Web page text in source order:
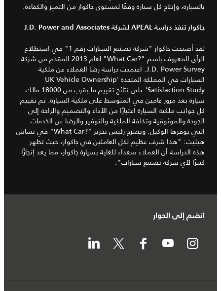
بالسيارة، وإنتاج كل سيارة وفقًا لمستوى جاكوار من التميز والكفاءة.
جاكوار تنفذ دراسة APEAL لشركة J.D. Power and Associates
لقد أصبحت جاكوار "شركة تصنيع السيارات رقم 1" في استطلاع
الرأي المعروف باسم "What Car?‎" لعام 2013 المقدم من شركة
J.D. Power Survey. اعتمدت دراسة رضا العملاء عن ملكية
السيارات في المملكة المتحدة 'UK Vehicle Ownership
Satisfaction Study' على نتائج تقييم ما يقرب من 18000 مالك
سيارة بعد مرور عامين في المتوسط على ملكية السيارة. تم تقييم
كل جوانب ملكية السيارة اعتبارًا من الأداء والتصميم والراحة إلى
الجودة والموثوقية وتكلفة الملكية والتوفير والرضا عن الخدمات
التي يوفرها الوكيل. ويصرح رئيس تحرير "What Car?‎" في تشاس
هيليت: "هذا شرف عظيم لكل العاملين في جاكوار، حيث تظهر
هذه الدراسة أن العملاء سعداء للغاية بسيارة جاكوار، مما يعد إنجازًا
كبيرًا لأي شركة تصنيع سيارات".
انضم إلى الحوار